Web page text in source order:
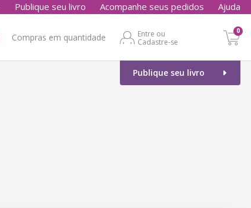
Publique seu livro Acompanhe seus pedidos Ajuda
Compras em quantidade
Entre ou
Cadastre-se
0
Publique seu livro